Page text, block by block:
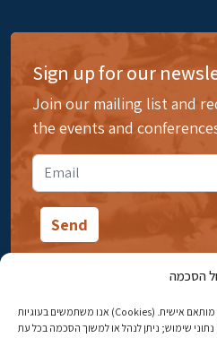
הסכמה
אנו משתמשים בעוגיות (Cookies) לצורך הפעלת האתר, ניתוח ושיווק מותאם אישית.
Sign up for our
Join our mailing list and
the events and
14 Ibn Gabirol Street,